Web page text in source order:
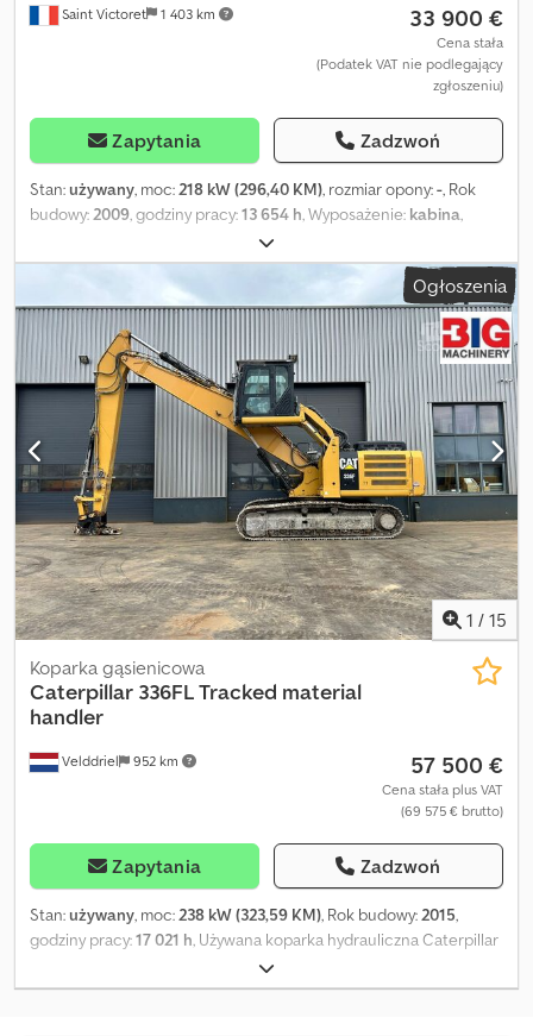
Saint Victoret 1 403 km 33 900 €
Cena stała
(Podatek VAT nie podlegający
zgłoszeniu)
Zapytania Zadzwoń
Stan:używany, moc: 218 kW (296,40 KM), rozmiar opony:-, Rok
budowy: 2009 , godziny pracy:13 654 h , Wyposażenie: kabina
KOPARKA GĄSIENICOWA DOOSAN DX420 LC 2009 SPRAWNA I W
PEŁNI FUNKCJONALNA KOPARKA GĄSIENICOWA DOOSAN DX420
LC, ROK PRODUKCJI 2009 MÓWIMY PO NIEMIECKU MÓWIMY PO
ANGIELSKU MÓWIMY PO HISZPAŃSKU MÓWIMY PO ROSYJSKU
MÓWIMY PO SERBSKU MÓWIMY PO ALBAŃSKU Czas dostawy (w
dniach): 1 Moc: 296 KM DIN Moc: 218 kW Dodpey H N Eiofx Af Heck
Ogłoszenia
1 / 15
Velddriel 952 km
Koparka gąsienicowa
Caterpillar 336FL Tracked material
handler
57 500 €
Cena stała plus VAT
(69 575 € brutto)
Zapytania Zadzwoń
Stan:używany, moc:238 kW (323,59 KM), Rok budowy:2015,
godziny pracy:17 021 h, Używana koparka hydrauliczna Caterpillar
336F L – 2015 – Certyfikat CE | Na sprzedaż w BIG Machinery Ta
koparka hydrauliczna Caterpillar 336F L jest dostępna w ofercie